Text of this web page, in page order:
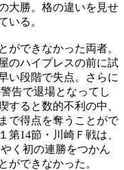
大勝。格の違いを見せ
いる。
ができなかった両者。
のハイプレスの前に試
い段階で失点。さらに
告で退場となってし
すると数的不利の中、
で得点を奪うことがで
第14節・川崎Ｆ戦は、
く初の連勝をつかん
ができなかった。